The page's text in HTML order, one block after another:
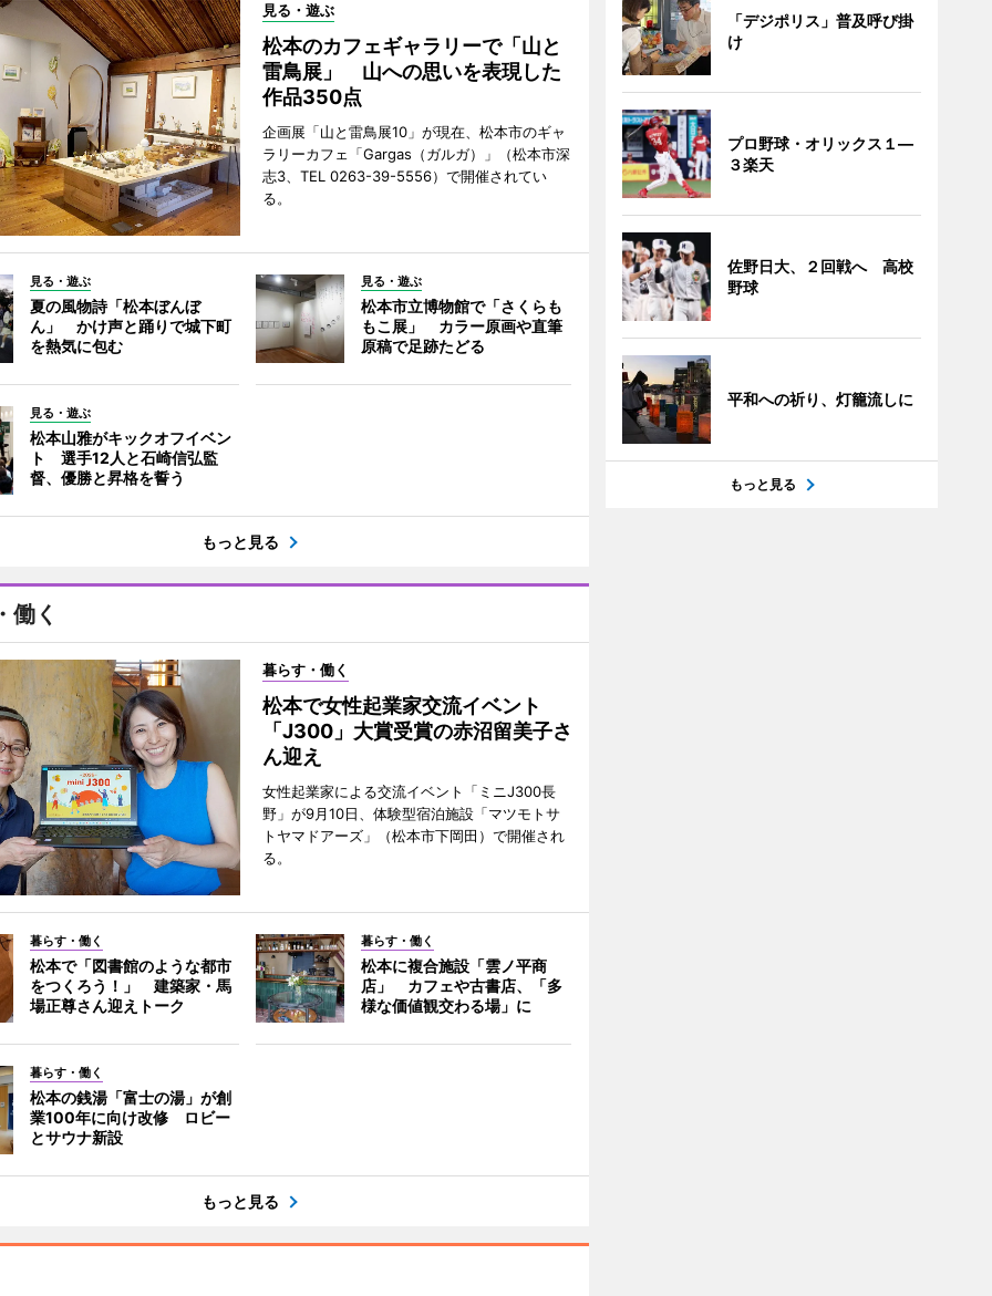
見る・遊ぶ
松本のカフェギャラリーで「山と
雷鳥展」 山への思いを表現した
作品350点
企画展「山と雷鳥展10」が現在、松本市のギャ
ラリーカフェ「Gargas（ガルガ）」（松本市深
志3、TEL 0263-39-5556）で開催されてい
る。
見る・遊ぶ
夏の風物詩「松本ぼんぼ
ん」 かけ声と踊りで城下町
を熱気に包む
見る・遊ぶ
松本市立博物館で「さくらも
もこ展」 カラー原画や直筆
原稿で足跡たどる
見る・遊ぶ
松本山雅がキックオフイベン
ト 選手12人と石崎信弘監
督、優勝と昇格を誓う
もっと見る
働く
暮らす・働く
松本で女性起業家交流イベント
「J300」大賞受賞の赤沼留美子さ
ん迎え
女性起業家による交流イベント「ミニJ300長
野」が9月10日、体験型宿泊施設「マツモトサ
トヤマドアーズ」（松本市下岡田）で開催され
る。
暮らす・働く
松本で「図書館のような都市
をつくろう！」 建築家・馬
場正尊さん迎えトーク
暮らす・働く
松本に複合施設「雲ノ平商
店」 カフェや古書店、「多
様な価値観交わる場」に
暮らす・働く
松本の銭湯「富士の湯」が創
業100年に向け改修 ロビー
とサウナ新設
もっと見る
「デジポリス」普及呼び掛
け
プロ野球・オリックス１―
３楽天
佐野日大、２回戦へ 高校
野球
平和への祈り、灯籠流しに
もっと見る